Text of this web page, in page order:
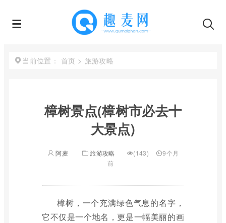
当前位置： 首页 > 旅游攻略
樟树景点(樟树市必去十
大景点)
阿麦 旅游攻略 (143)
9个月
前
樟树，一个充满绿色气息的名字，
它不仅是一个地名，更是一幅美丽的画